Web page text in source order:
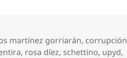
martínez gorriarán, corrupción
, rosa díez, schettino, upyd,